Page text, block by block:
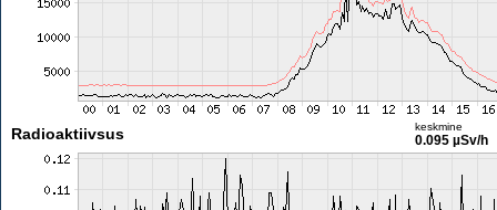
Radioaktiivsus keskmine
0.095 µSv/h